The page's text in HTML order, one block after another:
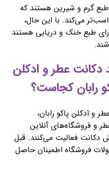
طبع گرم و شیرین هستند که
می‌کند. با این حال،
طبع خنک و دریایی هستند
دکانت عطر و ادکلن
و ادکلن پاکو رابان،
و فروشگاه‌های آنلاین
دکانت فعالیت می‌کنند. قبل
فروشگاه اطمینان حاصل